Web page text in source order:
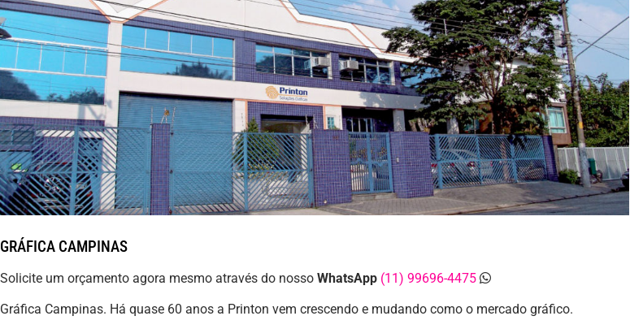
GRÁFICA CAMPINAS
Solicite um orçamento agora mesmo através do nosso WhatsApp (11) 99696-4475
Gráfica Campinas. Há quase 60 anos a Printon vem crescendo e mudando como o mercado gráfico.